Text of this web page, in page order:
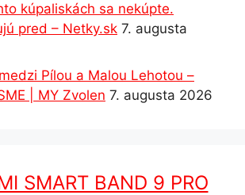
kúpaliskách sa nekúpte.
pred – Netky.sk 7. augusta
Pílou a Malou Lehotou –
| MY Zvolen 7. augusta 2026
SMART BAND 9 PRO